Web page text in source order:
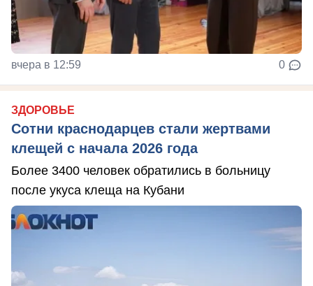
вчера в 12:59 0
ЗДОРОВЬЕ
Сотни краснодарцев стали жертвами
клещей с начала 2026 года
Более 3400 человек обратились в больницу
после укуса клеща на Кубани